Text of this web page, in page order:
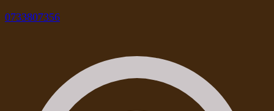
0733807356